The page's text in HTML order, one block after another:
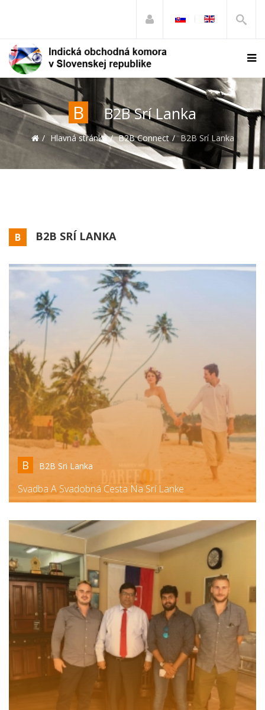
B B2B Srí Lanka
Hlavná stránka B2B Connect B2B Srí Lanka
B B2B SRÍ LANKA
B B2B Sri Lanka
Svadba A Svadobná Cesta Na Srí Lanke